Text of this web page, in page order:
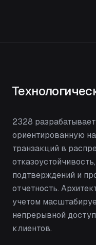
2328
ориентированную
транзакций в
подтверждений и
отчетность.
учетом
непрерывной
клиентов.